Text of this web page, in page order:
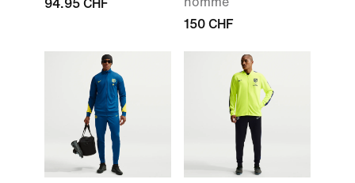
94.95 CHF
150 CHF